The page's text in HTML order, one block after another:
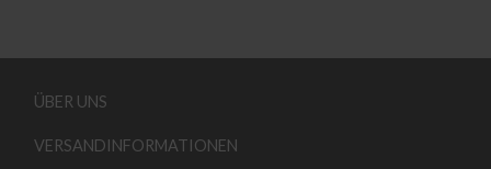
ÜBER UNS
VERSANDINFORMATIONEN